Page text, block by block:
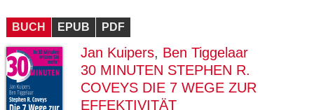
BUCH EPUB PDF
Jan Kuipers, Ben Tiggelaar
30 MINUTEN STEPHEN R.
COVEYS DIE 7 WEGE ZUR
EFFEKTIVITÄT